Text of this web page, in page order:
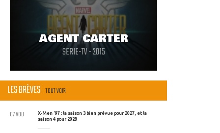
AGENT CARTER
SERIE-TV - 2015
LES BRÈVES TOUT VOIR
X-Men '97 : la saison 3 bien prévue pour 2027, et la
saison 4 pour 2028
07 AOU